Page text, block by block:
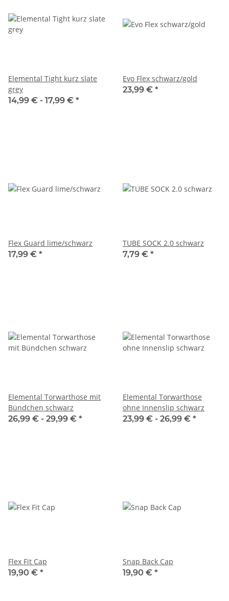
Elemental Tight kurz slate
grey
14,99 € - 17,99 € *
Evo Flex schwarz/gold
23,99 € *
Flex Guard lime/schwarz
17,99 € *
TUBE SOCK 2.0 schwarz
7,79 € *
Elemental Torwarthose mit
Bündchen schwarz
26,99 € - 29,99 € *
Elemental Torwarthose
ohne Innenslip schwarz
23,99 € - 26,99 € *
Flex Fit Cap
19,90 € *
Snap Back Cap
19,90 € *